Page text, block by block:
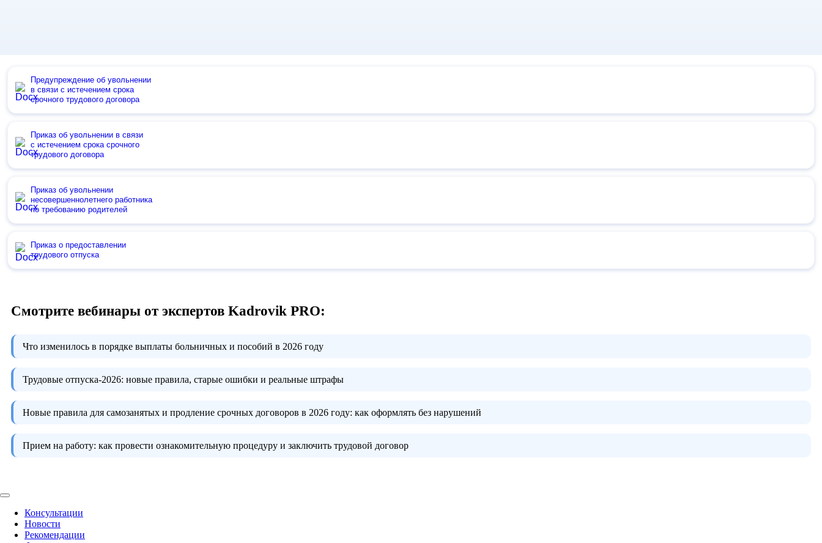
Предупреждение об увольнении
в связи с истечением срока
срочного трудового договора
Приказ об увольнении в связи
с истечением срока срочного
трудового договора
Приказ об увольнении
несовершеннолетнего работника
по требованию родителей
Приказ о предоставлении
трудового отпуска
Смотрите вебинары от экспертов Kadrovik PRO:
Что изменилось в порядке выплаты больничных и пособий в 2026 году
Трудовые отпуска-2026: новые правила, старые ошибки и реальные штрафы
Новые правила для самозанятых и продление срочных договоров в 2026 году: как оформлять без нарушений
Прием на работу: как провести ознакомительную процедуру и заключить трудовой договор
Консультации
Новости
Рекомендации